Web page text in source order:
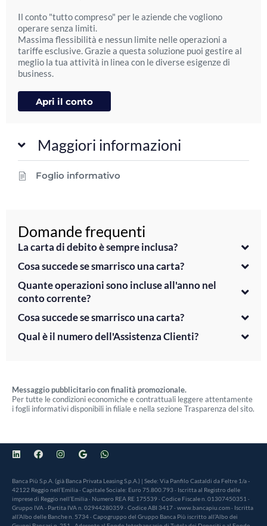
Il conto "tutto compreso" per le aziende che vogliono
operare senza limiti.
Massima flessibilità e nessun limite nelle operazioni a
tariffe esclusive. Grazie a questa soluzione puoi gestire al
meglio la tua attività in linea con le diverse esigenze di
business.
Apri il conto
Maggiori informazioni
Foglio informativo
Domande frequenti
La carta di debito è sempre inclusa?
Cosa succede se smarrisco una carta?
Quante operazioni sono incluse all'anno nel
conto corrente?
Cosa succede se smarrisco una carta?
Qual è il numero dell'Assistenza Clienti?
Messaggio pubblicitario con finalità promozionale.
Per tutte le condizioni economiche e contrattuali leggere attentamente
i fogli informativi disponibili in filiale e nella sezione Trasparenza del sito.
Banca Più S.p.A. (già Banca Privata Leasing S.p.A.) | Sede: Via Panfilo Castaldi da Feltre 1/a -
42122 Reggio nell’Emilia · Capitale Sociale: Euro 75.800.793 · Iscritta al Registro delle
imprese di Reggio nell’Emilia · Numero REA RE 175539 · Codice Fiscale n. 01307450351 ·
Gruppo IVA - Partita IVA n. 02944280359 · Codice ABI 3417 · www.bancapiu.com · Iscritta
all’Albo delle Banche n. 5734 · Capogruppo del Gruppo Banca Più iscritto all’Albo dei